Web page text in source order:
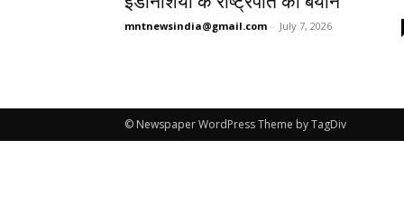
mntnewsindia@gmail.com - July 7, 2026
© Newspaper WordPress Theme by TagDiv